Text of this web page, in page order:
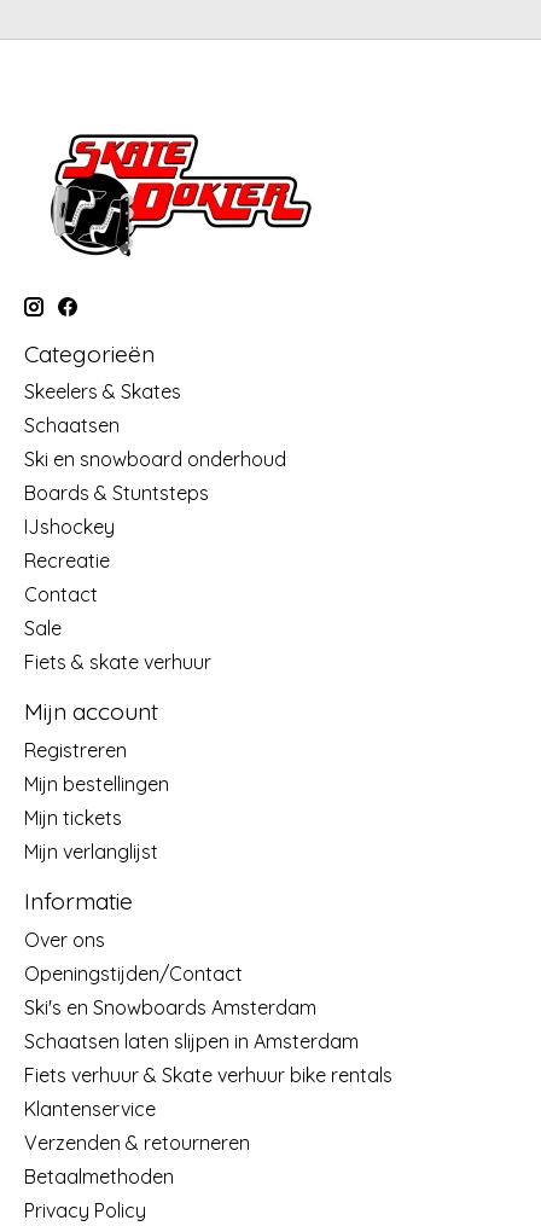
Categorieën
Skeelers & Skates
Schaatsen
Ski en snowboard onderhoud
Boards & Stuntsteps
IJshockey
Recreatie
Contact
Sale
Fiets & skate verhuur
Mijn account
Registreren
Mijn bestellingen
Mijn tickets
Mijn verlanglijst
Informatie
Over ons
Openingstijden/Contact
Ski's en Snowboards Amsterdam
Schaatsen laten slijpen in Amsterdam
Fiets verhuur & Skate verhuur bike rentals
Klantenservice
Verzenden & retourneren
Betaalmethoden
Privacy Policy